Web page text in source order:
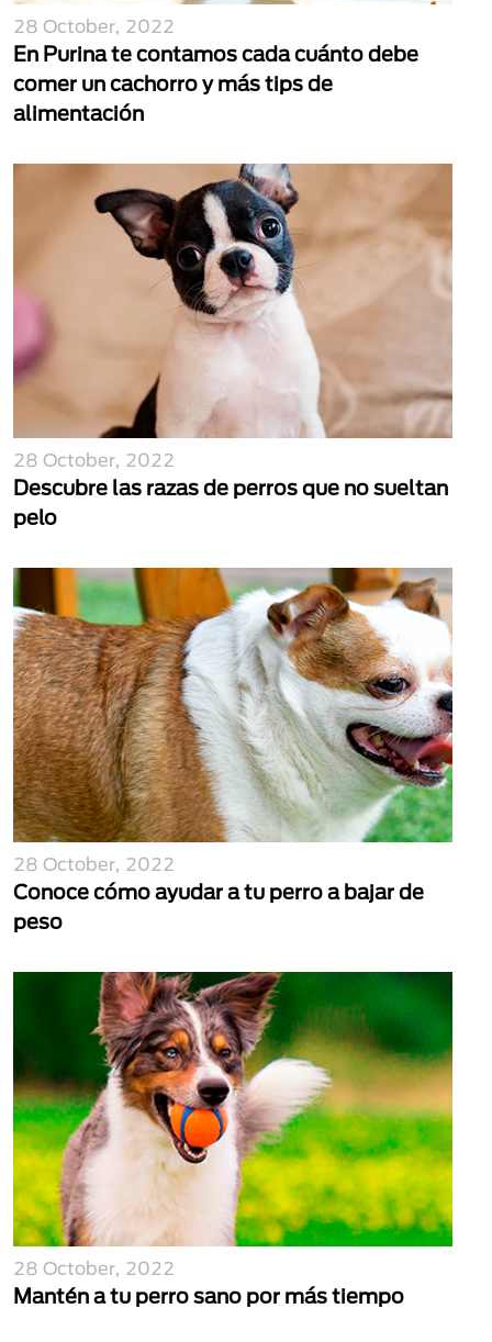
28 October, 2022
En Purina te contamos cada cuánto debe
comer un cachorro y más tips de
alimentación
28 October, 2022
Descubre las razas de perros que no sueltan
pelo
28 October, 2022
Conoce cómo ayudar a tu perro a bajar de
peso
28 October, 2022
Mantén a tu perro sano por más tiempo